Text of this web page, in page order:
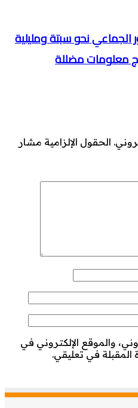
الجماعي نحو سبتة ومليلية
معلومات مضللة
الحقول الإلزامية مشار
والموقع الإلكتروني في
المقبلة في تعليقي.